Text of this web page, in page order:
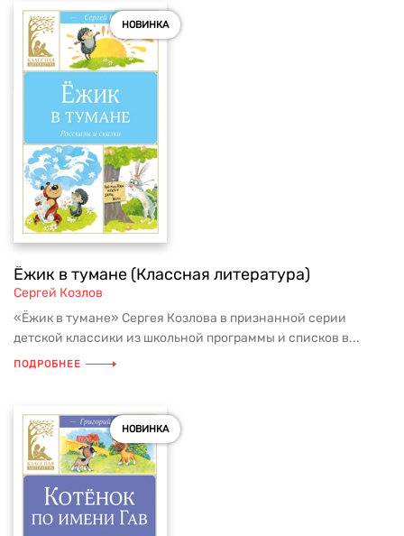
НОВИНКА
Ёжик в тумане (Классная литература)
Сергей Козлов
«Ёжик в тумане» Сергея Козлова в признанной серии
детской классики из школьной программы и списков в...
ПОДРОБНЕЕ
НОВИНКА